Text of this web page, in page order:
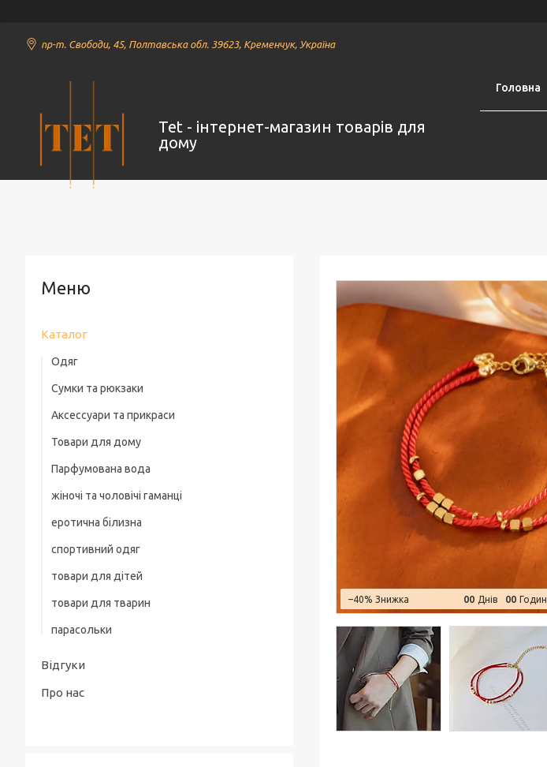
пр-т. Свободи, 45, Полтавська обл. 39623, Кременчук, Україна
Tet - інтернет-магазин товарів для
дому
Головна
–40% 00 Днів 00 Годин
Каталог
Одяг
Жіночий одяг
Жіночі піжами
Сумки та рюкзаки
Аксессуари та прикраси
Біжутерія
Товари для дому
Парфумована вода
жіночі та чоловічі гаманці
еротична білизна
спортивний одяг
товари для дітей
товари для тварин
парасольки
Відгуки
Про нас